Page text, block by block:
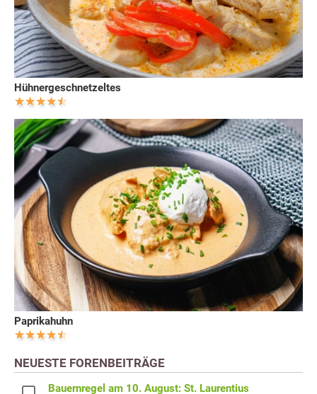
Hühnergeschnetzeltes
Paprikahuhn
NEUESTE FORENBEITRÄGE
Bauernregel am 10. August: St. Laurentius